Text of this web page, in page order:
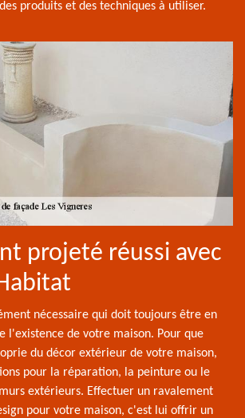
produits et des techniques à utiliser.
projeté réussi avec
nécessaire qui doit toujours être en
l'existence de votre maison. Pour que
du décor extérieur de votre maison,
pour la réparation, la peinture ou le
extérieurs. Effectuer un ravalement
pour votre maison, c'est lui offrir un